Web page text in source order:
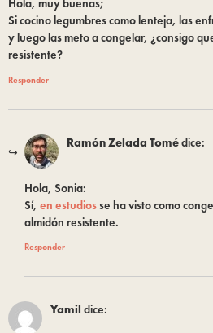
Hola, muy buenas;
Si cocino legumbres como lenteja, las
y luego las meto a congelar, ¿consigo
resistente?
Responder
Ramón Zelada Tomédice:
Hola, Sonia:
Sí, en estudiosse ha visto como
almidón resistente.
Responder
Yamil dice: